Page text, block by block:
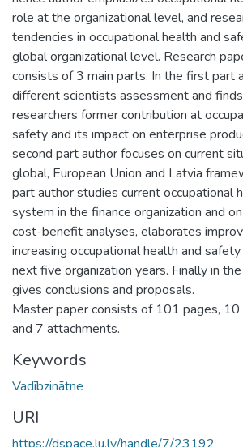
role at the organizational level, and
tendencies in occupational health and
global organizational level. Research
consists of 3 main parts. In the first part
different scientists assessment and
researchers former contribution at
safety and its impact on enterprise
second part author focuses on current
global, European Union and Latvia
part author studies current occupational
system in the finance organization and
cost-benefit analyses, elaborates
increasing occupational health and
next five organization years. Finally in
gives conclusions and proposals.
Master paper consists of 101 pages,
and 7 attachments.
Keywords
Vadībzinātne
URI